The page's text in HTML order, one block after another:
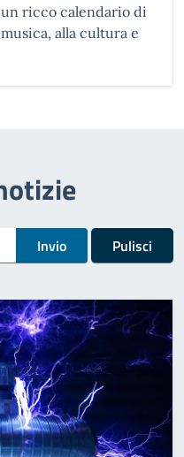
un ricco calendario di
alla cultura e
Invio Pulisci